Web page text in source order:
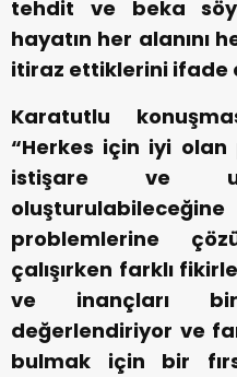
tehdit ve beka
hayatın her alanını
itiraz ettiklerini ifade
Karatutlu
“Herkes için iyi olan
istişare ve
problemlerine
çalışırken farklı
ve inançları
değerlendiriyor ve
bulmak için bir